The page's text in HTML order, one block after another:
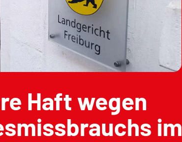
Haft wegen
im